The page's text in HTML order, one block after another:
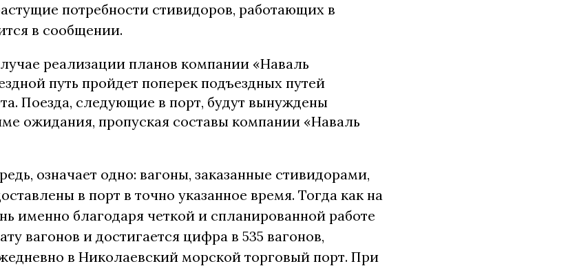
потребности стивидоров, работающих в
в сообщении.
реализации планов компании «Наваль
путь пройдет поперек подъездных путей
Поезда, следующие в порт, будут вынуждены
ожидания, пропуская составы компании «Наваль
означает одно: вагоны, заказанные стивидорами,
в порт в точно указанное время. Тогда как на
именно благодаря четкой и спланированной работе
вагонов и достигается цифра в 535 вагонов,
в Николаевский морской торговый порт. При